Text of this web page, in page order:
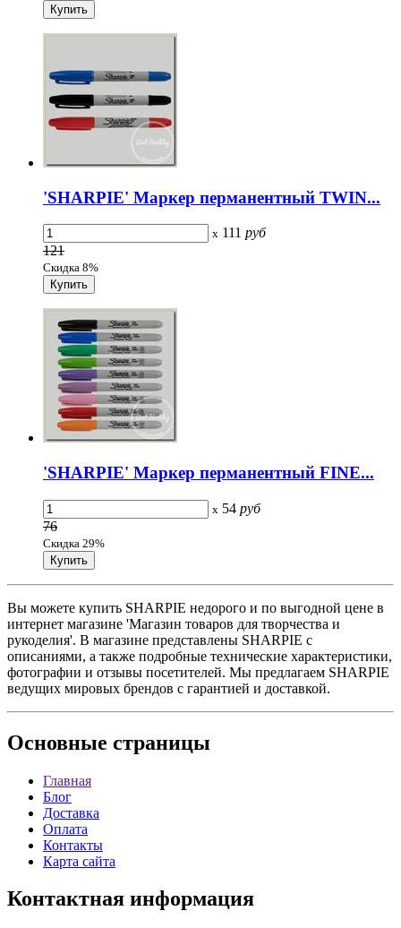
'SHARPIE' Маркер перманентный TWIN...
x 111 руб
121
Скидка 8%
'SHARPIE' Маркер перманентный FINE...
x 54 руб
76
Скидка 29%
Вы можете купить SHARPIE недорого и по выгодной цене в
интернет магазине 'Магазин товаров для творчества и
рукоделия'. В магазине представлены SHARPIE с
описаниями, а также подробные технические характеристики,
фотографии и отзывы посетителей. Мы предлагаем SHARPIE
ведущих мировых брендов с гарантией и доставкой.
Основные страницы
Главная
Блог
Доставка
Оплата
Контакты
Карта сайта
Контактная информация